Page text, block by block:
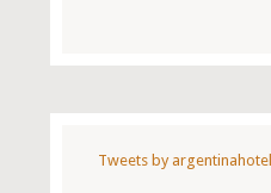
Tweets by argentinahotel_